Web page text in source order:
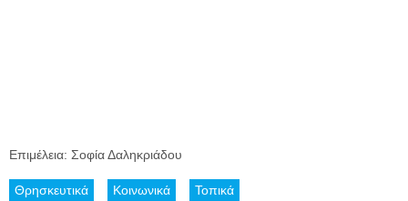
Επιμέλεια: Σοφία Δαληκριάδου
Θρησκευτικά Κοινωνικά Τοπικά